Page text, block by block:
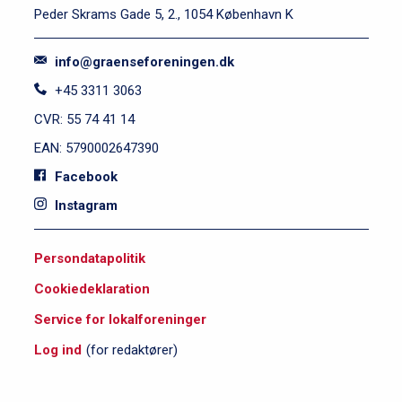
Simone Boye Sørensen svarer:
Hvad holder du mest af ved
Tyskland?
Andreas Rödder svarer: Hvad
holder du mest af ved
Danmark?
“Vi har mere til fælles, end
man skulle tro"
Peder Skrams Gade 5, 2., 1054 København K
info@graenseforeningen.dk
+45 3311 3063
CVR: 55 74 41 14
EAN: 5790002647390
Facebook
Instagram
i
d
e
f
Persondatapolitik
Cookiedeklaration
Service for lokalforeninger
Log ind (for redaktører)